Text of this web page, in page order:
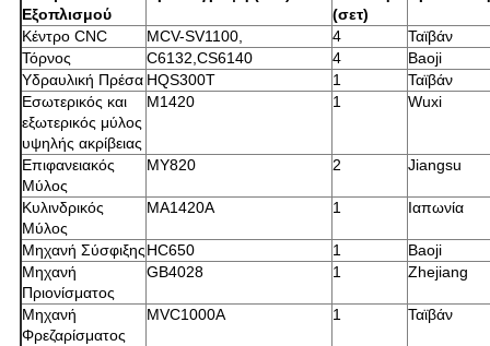
Εξοπλισμού
(σετ)
Κέντρο CNC MCV-SV1100, 4
Ταϊβάν
Τόρνος
C6132,CS6140 4
Baoji
Υδραυλική Πρέσα HQS300T 1
Ταϊβάν
Εσωτερικός και
εξωτερικός μύλος
υψηλής ακρίβειας
M1420 1 Wuxi
Επιφανειακός
Μύλος
MY820 2 Jiangsu
Κυλινδρικός
Μύλος
MA1420A 1 Ιαπωνία
Μηχανή ΣύσφιξηςHC650 1
Baoji
Μηχανή
Πριονίσματος
GB4028 1 Zhejiang
Μηχανή
Φρεζαρίσματος
MVC1000A 1 Ταϊβάν